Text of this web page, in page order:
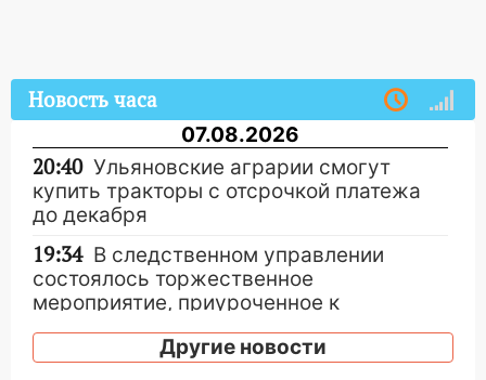
Новость часа
07.08.2026
20:40 Ульяновские аграрии смогут
купить тракторы с отсрочкой платежа
до декабря
19:34 В следственном управлении
состоялось торжественное
мероприятие, приуроченное к
празднованию Дня сотрудника органов
следствия Российской Федерации
Другие новости